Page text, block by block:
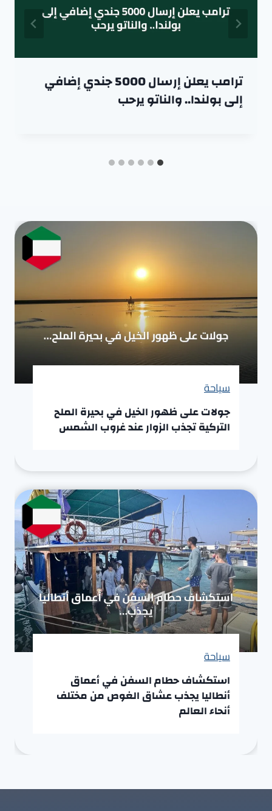
ترامب يعلن إرسال 5000 جندي إضافي
إلى بولندا.. والناتو يرحب
سياحة
جولات على ظهور الخيل في بحيرة الملح
التركية تجذب الزوار عند غروب الشمس
سياحة
استكشاف حطام السفن في أعماق
أنطاليا يجذب عشاق الغوص من مختلف
أنحاء العالم